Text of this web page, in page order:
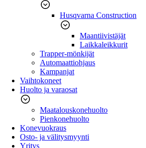
Husqvarna Construction
Maantiivistäjät
Laikkaleikkurit
Trapper-mönkijät
Automaattiohjaus
Kampanjat
Vaihtokoneet
Huolto ja varaosat
Maatalouskonehuolto
Pienkonehuolto
Konevuokraus
Osto- ja välitysmyynti
Yritys